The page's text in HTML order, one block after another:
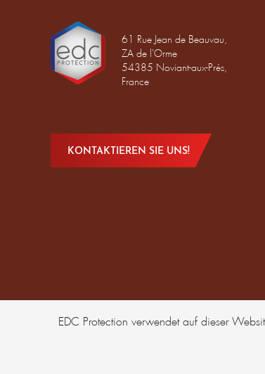
EDC Protection verwendet auf dieser
61 Rue Jean de Beauvau,
ZA de l'Orme
54385 Noviant-aux-Prés,
France
KONTAKTIEREN SIE UNS!